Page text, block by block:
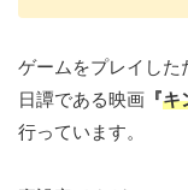
ゲームをプレイした
日譚である映画 『キ
行っています。